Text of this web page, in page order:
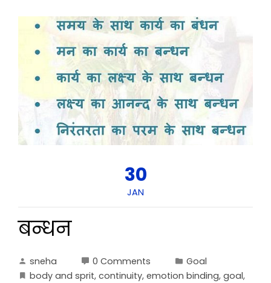
30
JAN
बन्धन
sneha 0 Comments
Goal
body and sprit, continuity, emotion binding, goal,